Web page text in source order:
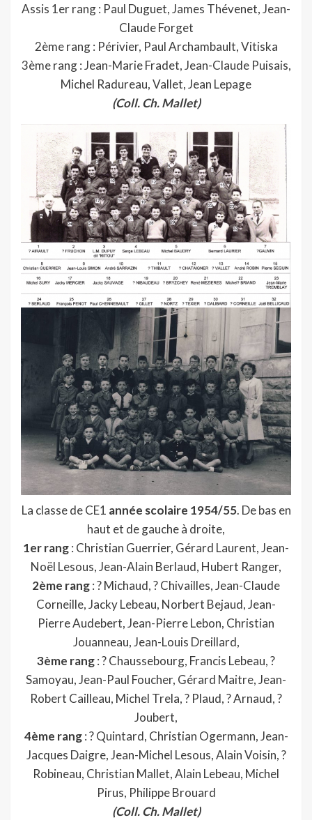
Assis 1er rang : Paul Duguet, James Thévenet, Jean-
Claude Forget
2ème rang : Périvier, Paul Archambault, Vitiska
3ème rang : Jean-Marie Fradet, Jean-Claude Puisais,
Michel Radureau, Vallet, Jean Lepage
(Coll. Ch. Mallet)
La classe de CE1 année scolaire 1954/55. De bas en
haut et de gauche à droite,
1er rang: Christian Guerrier, Gérard Laurent, Jean-
Noël Lesous, Jean-Alain Berlaud, Hubert Ranger,
2ème rang: ? Michaud, ? Chivailles, Jean-Claude
Corneille, Jacky Lebeau, Norbert Bejaud, Jean-
Pierre Audebert, Jean-Pierre Lebon, Christian
Jouanneau, Jean-Louis Dreillard,
3ème rang: ? Chaussebourg, Francis Lebeau, ?
Samoyau, Jean-Paul Foucher, Gérard Maitre, Jean-
Robert Cailleau, Michel Trela, ? Plaud, ? Arnaud, ?
Joubert,
4ème rang: ? Quintard, Christian Ogermann, Jean-
Jacques Daigre, Jean-Michel Lesous, Alain Voisin, ?
Robineau, Christian Mallet, Alain Lebeau, Michel
Pirus, Philippe Brouard
(Coll. Ch. Mallet)